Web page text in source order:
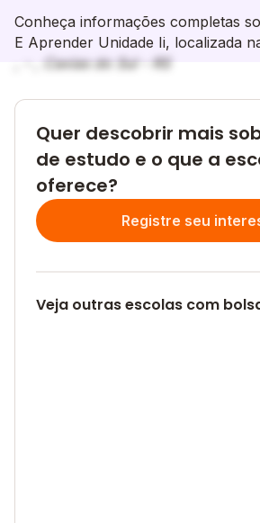
Conheça informações completas
E Aprender Unidade Ii, localizada
, - , Caxias do Sul - RS
Quer descobrir mais
de estudo e o que a
oferece?
Registre seu
Veja outras escolas com